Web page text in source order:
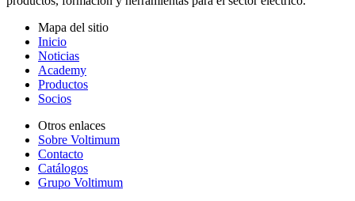
Mapa del sitio
Inicio
Noticias
Academy
Productos
Socios
Otros enlaces
Sobre Voltimum
Contacto
Catálogos
Grupo Voltimum